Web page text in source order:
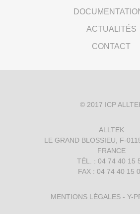
ACTUALITÉS
CONTACT
© 2017 ICP
ALLTEK
LE GRAND BLOSSIEU, F-
FRANCE
TÉL. : 04 74 40 15
FAX : 04 74 40 15
MENTIONS LÉGALES - Y-